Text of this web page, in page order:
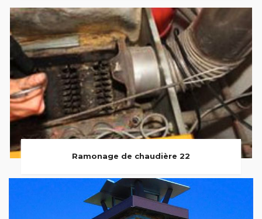
Ramonage de chaudière 22